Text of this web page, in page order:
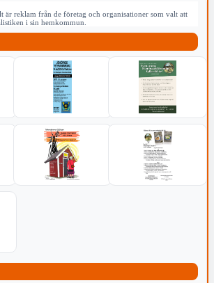
är reklam från de företag och organisationer som valt att
i sin hemkommun.